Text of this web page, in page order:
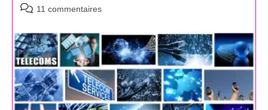
Commentaires
la
publication :
11 commentaires